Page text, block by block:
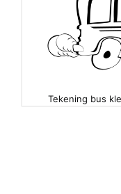
Tekening bus